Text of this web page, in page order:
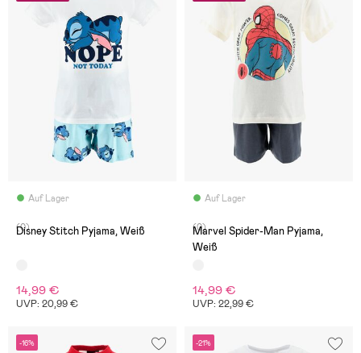
Auf Lager
(0)
Disney Stitch Pyjama, Weiß
14,99 €
UVP: 20,99 €
Auf Lager
(0)
Marvel Spider-Man Pyjama,
Weiß
14,99 €
UVP: 22,99 €
-16% -21%